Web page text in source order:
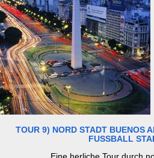
TOUR 9) NORD STADT BUENOS
FUSSBALL